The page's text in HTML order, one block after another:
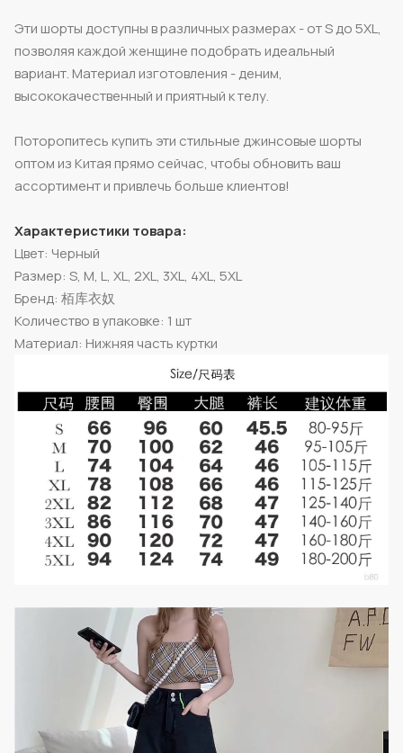
Эти шорты доступны в различных размерах - от S до 5XL,
позволяя каждой женщине подобрать идеальный
вариант. Материал изготовления - деним,
высококачественный и приятный к телу.
Поторопитесь купить эти стильные джинсовые шорты
оптом из Китая прямо сейчас, чтобы обновить ваш
ассортимент и привлечь больше клиентов!
Характеристики товара:
Цвет: Черный
Размер: S, M, L, XL, 2XL, 3XL, 4XL, 5XL
Бренд: 栢库衣奴
Количество в упаковке: 1 шт
Материал: Нижняя часть куртки